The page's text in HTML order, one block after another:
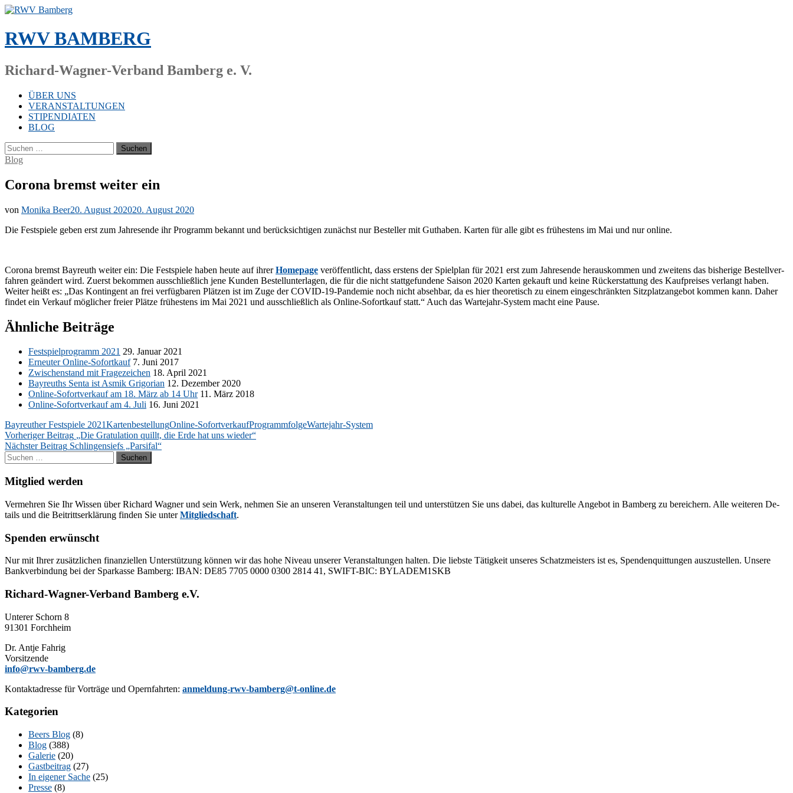
Zum
springen
RWV BAMBERG
Richard-Wagner-Verband Bamberg e. V.
ÜBER UNS
VERANSTALTUNGEN
STIPENDIATEN
BLOG
Suchen
nach:
Blog
Corona bremst weiter ein
von Monika Beer20. August 202020. August 2020
Die Fest­spie­le ge­ben erst zum Jah­res­en­de ihr Pro­gramm be­kannt und be­rück­sich­ti­gen zu­nächst nur Be­stel­ler mit Gut­ha­ben. Kar­ten für alle gibt es frü­hes­tens im Mai und nur online.
Co­ro­na bremst Bay­reuth wei­ter ein: Die Fest­spie­le ha­ben heu­te auf ih­rerHome­page ver­öf­fent­licht, dass ers­tens der Spiel­plan für 2021 erst zum Jah­res­en­de her­aus­kom­men und zwei­tens das bis­he­ri­ge Be­stell­ver­
fah­ren ge­än­dert wird. Zu­erst be­kom­men aus­schließ­lich jene Kun­den Be­stell­un­ter­la­gen, die für die nicht statt­ge­fun­de­ne Sai­son 2020 Kar­ten ge­kauft und kei­ne Rück­erstat­tung des Kauf­prei­ses ver­langt ha­ben.
Wei­ter heißt es: „Das Kon­tin­gent an frei ver­füg­ba­ren Plät­zen ist im Zuge der CO­VID-19-Pan­de­mie noch nicht ab­seh­bar, da es hier theo­re­tisch zu ei­nem ein­ge­schränk­ten Sitz­platz­an­ge­bot kom­men kann. Da­her
fin­det ein Ver­kauf mög­li­cher frei­er Plät­ze frü­hes­tens im Mai 2021 und aus­schließ­lich als On­line-So­fort­kauf statt.“ Auch das War­te­jahr-Sys­tem macht eine Pause.
Ähnliche Beiträge
Fest­spiel­pro­gramm 2021 29. Ja­nu­ar 2021
Er­neu­ter On­line-So­fort­kauf7. Juni 2017
Zwi­schen­stand mit Fra­ge­zei­chen 18. April 2021
Bay­reuths Sen­ta ist As­mik Gri­go­ri­an 12. De­zem­ber 2020
On­line-So­fort­ver­kauf am 18. März ab 14 Uhr11. März 2018
On­line-So­fort­ver­kauf am 4. Juli 16. Juni 2021
Bayreuther Festspiele 2021KartenbestellungOnline-SofortverkaufProgrammfolgeWartejahr-System
Beitragsnavigation
Vorheriger Beitrag „Die Gratulation quillt, die Erde hat uns wieder“
Nächster Beitrag Schlingensiefs „Parsifal“
Suchen
nach:
Mitglied werden
Ver­meh­ren Sie Ihr Wis­sen über Ri­chard Wag­ner und sein Werk, neh­men Sie an un­se­ren Ver­an­stal­tun­gen teil und un­ter­stüt­zen Sie uns da­bei, das kul­tu­rel­le An­ge­bot in Bam­berg zu be­rei­chern. Alle wei­te­ren De­
tails und die Bei­tritts­er­klä­rung fin­den Sie un­terMit­glied­schaft.
Spenden erwünscht
Nur mit Ih­rer zu­sätz­li­chen fi­nan­zi­el­len Un­ter­stüt­zung kön­nen wir das hohe Ni­veau un­se­rer Ver­an­stal­tun­gen hal­ten. Die liebs­te Tä­tig­keit un­se­res Schatz­meis­ters ist es, Spen­den­quit­tun­gen aus­zu­stel­len. Un­se­re
Bank­ver­bin­dung bei der Spar­kas­se Bam­berg: IBAN: DE85 7705 0000 0300 2814 41, SWIFT-BIC: BYLADEM1SKB
Richard-Wagner-Verband Bamberg e.V.
Un­te­rer Schorn 8
91301 Forchheim
Dr. Ant­je Fahrig
Vorsitzende
info@rwv-bamberg.de
Kon­takt­adres­se für Vor­trä­ge und Opern­fahr­ten: anmeldung-rwv-bamberg@t-online.de
Kategorien
Beers Blog (8)
Blog (388)
Galerie (20)
Gastbeitrag (27)
In eigener Sache (25)
Presse (8)